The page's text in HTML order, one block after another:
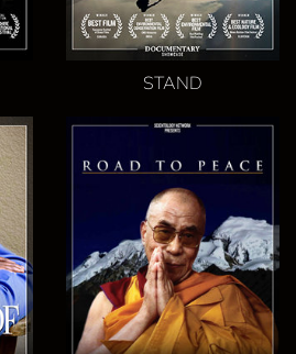
STAND